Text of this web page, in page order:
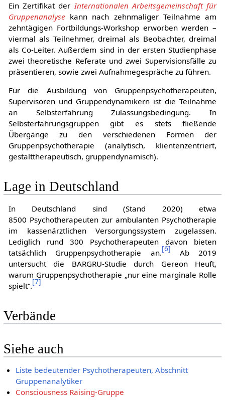
Ein Zertifikat derInternationalen Arbeitsgemeinschaft für
Gruppenanalyse kann nach zehnmaliger Teilnahme am
zehntägigen Fortbildungs-Workshop erworben werden –
viermal als Teilnehmer, dreimal als Beobachter, dreimal
als Co-Leiter. Außerdem sind in der ersten Studienphase
zwei theoretische Referate und zwei Supervisionsfälle zu
präsentieren, sowie zwei Aufnahmegespräche zu führen.
Für die Ausbildung von Gruppenpsychotherapeuten,
Supervisoren und Gruppendynamikern ist die Teilnahme
an Selbsterfahrung Zulassungsbedingung. In
Selbsterfahrungsgruppen gibt es stets fließende
Übergänge zu den verschiedenen Formen der
Gruppenpsychotherapie (analytisch, klientenzentriert,
gestalttherapeutisch, gruppendynamisch).
Lage in Deutschland
In Deutschland sind (Stand 2020) etwa
8500 Psychotherapeuten zur ambulanten Psychotherapie
im kassenärztlichen Versorgungssystem zugelassen.
Lediglich rund 300 Psychotherapeuten davon bieten
tatsächlich Gruppenpsychotherapie an.[6] Ab 2019
untersucht die BARGRU-Studie durch Gereon Heuft,
warum Gruppenpsychotherapie „nur eine marginale Rolle
spielt“.[7]
Verbände
Siehe auch
Liste bedeutender Psychotherapeuten, Abschnitt
Gruppenanalytiker
Consciousness Raising-Gruppe